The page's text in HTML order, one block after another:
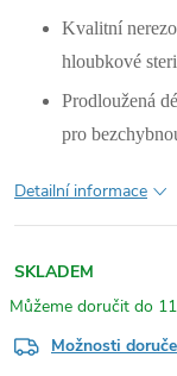
Kvalitní
hloubkové
Prodloužená
pro
Detailní informace
SKLADEM
Možnosti